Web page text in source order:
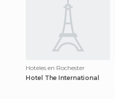
Hoteles en Rochester
Hotel The International